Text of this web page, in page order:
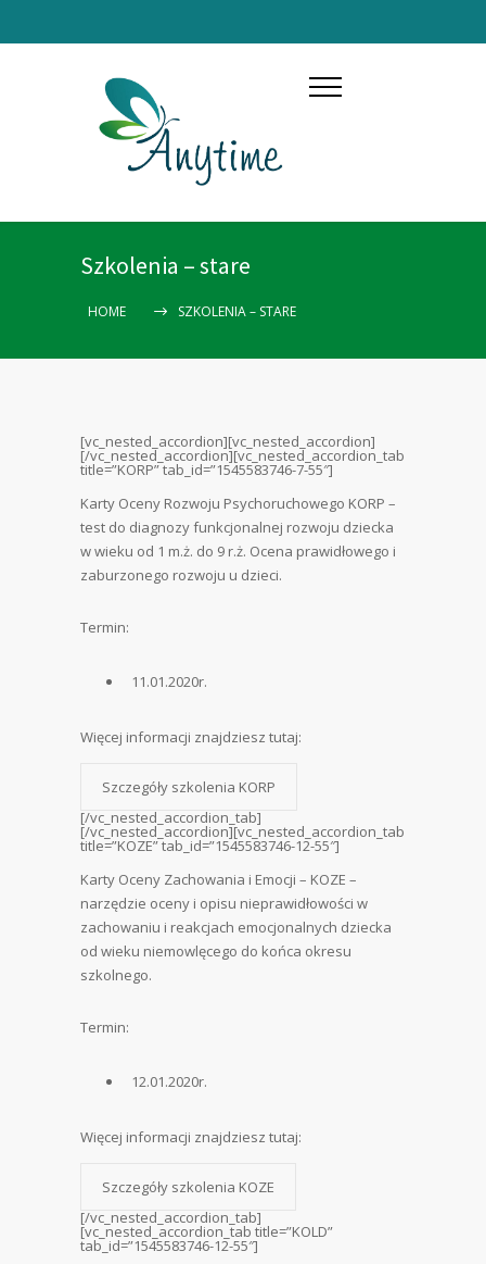
Szkolenia – stare
HOME SZKOLENIA – STARE
[vc_nested_accordion][vc_nested_accordion]
[/vc_nested_accordion][vc_nested_accordion_tab
title=”KORP” tab_id=”1545583746-7-55″]
Karty Oceny Rozwoju Psychoruchowego KORP –
test do diagnozy funkcjonalnej rozwoju dziecka
w wieku od 1 m.ż. do 9 r.ż. Ocena prawidłowego i
zaburzonego rozwoju u dzieci.
Termin:
11.01.2020r.
Więcej informacji znajdziesz tutaj:
Szczegóły szkolenia KORP
[/vc_nested_accordion_tab]
[/vc_nested_accordion][vc_nested_accordion_tab
title=”KOZE” tab_id=”1545583746-12-55″]
Karty Oceny Zachowania i Emocji – KOZE –
narzędzie oceny i opisu nieprawidłowości w
zachowaniu i reakcjach emocjonalnych dziecka
od wieku niemowlęcego do końca okresu
szkolnego.
Termin:
12.01.2020r.
Więcej informacji znajdziesz tutaj:
Szczegóły szkolenia KOZE
[/vc_nested_accordion_tab]
[vc_nested_accordion_tab title=”KOLD”
tab_id=”1545583746-12-55″]